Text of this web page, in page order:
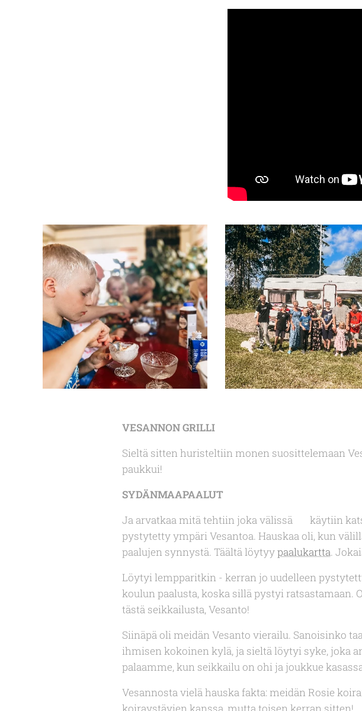
VESANNON GRILLI
Sieltä sitten huristeltiin monen suosittelemaan
paukkui!
SYDÄNMAAPAALUT
Ja arvatkaa mitä tehtiin joka välissä 💖 käytiin
pystytetty ympäri Vesantoa. Hauskaa oli, kun
paalujen synnystä. Täältä löytyypaalukartta.
Löytyi lempparitkin - kerran jo uudelleen
koulun paalusta, koska sillä pystyi ratsastamaan.
tästä seikkailusta, Vesanto!
Siinäpä oli meidän Vesanto vierailu. Sanoisinko
ihmisen kokoinen kylä, ja sieltä löytyi syke, joka
palaamme, kun seikkailu on ohi ja joukkue
Vesannosta vielä hauska fakta: meidän Rosie